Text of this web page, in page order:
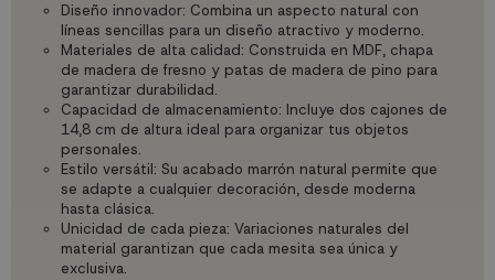
Diseño innovador: Combina un aspecto natural con
líneas sencillas para un diseño atractivo y moderno.
Materiales de alta calidad: Construida en MDF, chapa
de madera de fresno y patas de madera de pino para
garantizar durabilidad.
Capacidad de almacenamiento: Incluye dos cajones de
14,8 cm de altura ideal para organizar tus objetos
personales.
Estilo versátil: Su acabado marrón natural permite que
se adapte a cualquier decoración, desde moderna
hasta clásica.
Unicidad de cada pieza: Variaciones naturales del
material garantizan que cada mesita sea única y
exclusiva.